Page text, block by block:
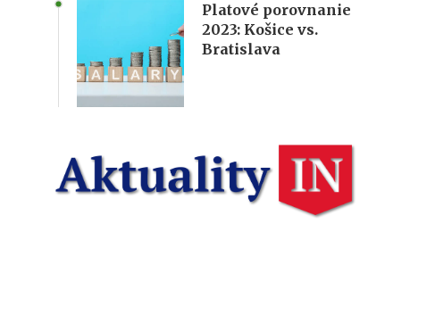
Platové porovnanie
2023: Košice vs.
Bratislava